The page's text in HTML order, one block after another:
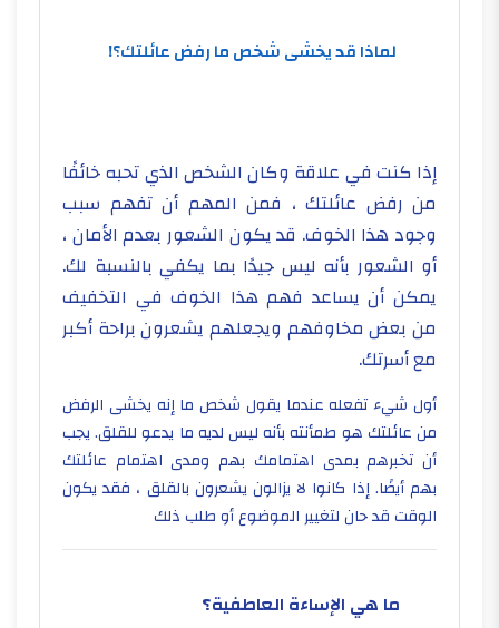
لماذا قد يخشى شخص ما رفض عائلتك؟!
إذا كنت في علاقة وكان الشخص الذي تحبه خائفًا
من رفض عائلتك ، فمن المهم أن تفهم سبب
وجود هذا الخوف. قد يكون الشعور بعدم الأمان ،
أو الشعور بأنه ليس جيدًا بما يكفي بالنسبة لك.
يمكن أن يساعد فهم هذا الخوف في التخفيف
من بعض مخاوفهم ويجعلهم يشعرون براحة أكبر
مع أسرتك.
أول شيء تفعله عندما يقول شخص ما إنه يخشى الرفض
من عائلتك هو طمأنته بأنه ليس لديه ما يدعو للقلق. يجب
أن تخبرهم بمدى اهتمامك بهم ومدى اهتمام عائلتك
بهم أيضًا. إذا كانوا لا يزالون يشعرون بالقلق ، فقد يكون
الوقت قد حان لتغيير الموضوع أو طلب ذلك
ما هي الإساءة العاطفية؟